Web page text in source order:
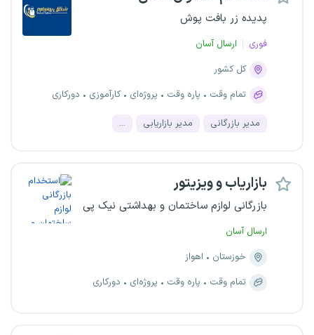
پدیده زر بافت پوش
فوری
ارسال آسان
کل کشور
تمام وقت
پاره وقت پروژه‌ای کارآموزی دورکاری
مدیر بازرگانی مدیر بازاریابی ...
بازاریاب و ویزیتور
بازرگانی لوازم ساختمان و بهداشتی نیک پی
ارسال آسان
خوزستان
اهواز
تمام وقت
پاره وقت پروژه‌ای دورکاری